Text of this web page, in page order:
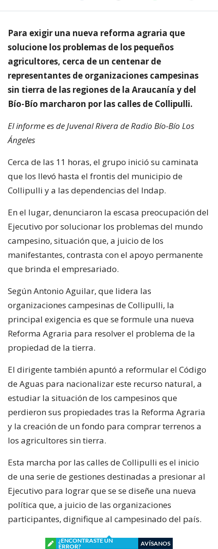
Para exigir una nueva reforma agraria que
solucione los problemas de los pequeños
agricultores, cerca de un centenar de
representantes de organizaciones campesinas
sin tierra de las regiones de la Araucanía y del
Bío-Bío marcharon por las calles de Collipulli.
El informe es de Juvenal Rivera de Radio Bío-Bío Los
Ángeles
Cerca de las 11 horas, el grupo inició su caminata
que los llevó hasta el frontis del municipio de
Collipulli y a las dependencias del Indap.
En el lugar, denunciaron la escasa preocupación del
Ejecutivo por solucionar los problemas del mundo
campesino, situación que, a juicio de los
manifestantes, contrasta con el apoyo permanente
que brinda el empresariado.
Según Antonio Aguilar, que lidera las
organizaciones campesinas de Collipulli, la
principal exigencia es que se formule una nueva
Reforma Agraria para resolver el problema de la
propiedad de la tierra.
El dirigente también apuntó a reformular el Código
de Aguas para nacionalizar este recurso natural, a
estudiar la situación de los campesinos que
perdieron sus propiedades tras la Reforma Agraria
y la creación de un fondo para comprar terrenos a
los agricultores sin tierra.
Esta marcha por las calles de Collipulli es el inicio
de una serie de gestiones destinadas a presionar al
Ejecutivo para lograr que se se diseñe una nueva
política que, a juicio de las organizaciones
participantes, dignifique al campesinado del país.
¿ENCONTRASTE UN
ERROR?
AVÍSANOS